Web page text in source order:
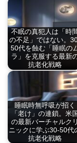
不眠の真犯人は「時
の不足」ではない。
50代を蝕む「睡眠の
ラ」を克服する最新
抗老化戦略
慢性不眠症の本質は
睡眠時無呼吸が招く
「老け」の連鎖。米
の最新バーチャルクリ
ニックに学ぶ30-50代
抗老化戦略